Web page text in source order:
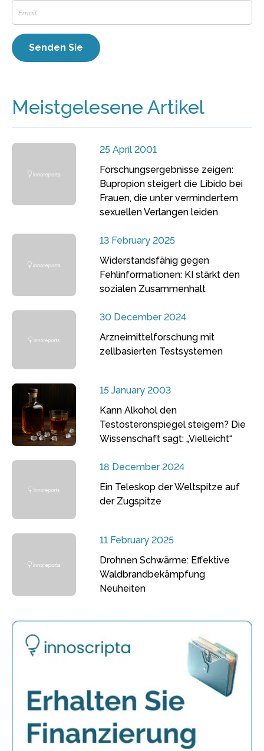
Meistgelesene Artikel
25 April 2001
Forschungsergebnisse zeigen:
Bupropion steigert die Libido bei
Frauen, die unter vermindertem
sexuellen Verlangen leiden
13 February 2025
Widerstandsfähig gegen
Fehlinformationen: KI stärkt den
sozialen Zusammenhalt
30 December 2024
Arzneimittelforschung mit
zellbasierten Testsystemen
15 January 2003
Kann Alkohol den
Testosteronspiegel steigern? Die
Wissenschaft sagt: „Vielleicht“
18 December 2024
Ein Teleskop der Weltspitze auf
der Zugspitze
11 February 2025
Drohnen Schwärme: Effektive
Waldbrandbekämpfung
Neuheiten